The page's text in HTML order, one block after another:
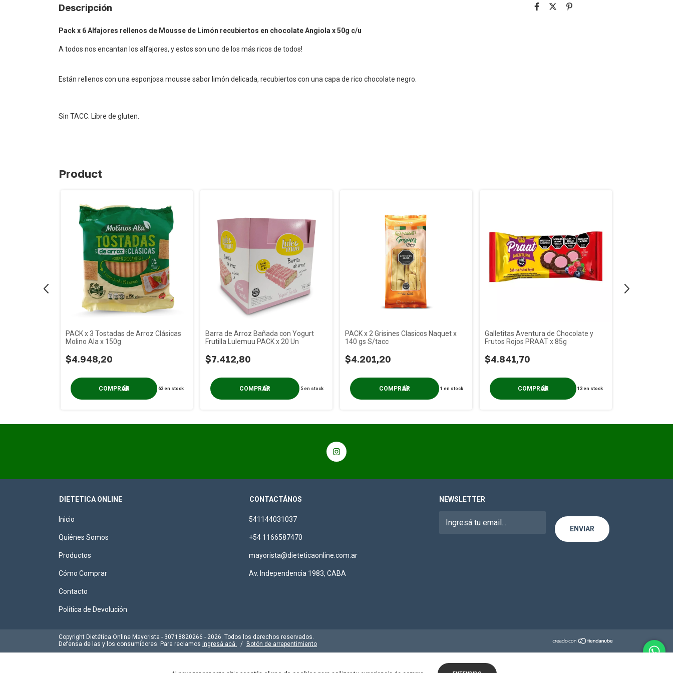
Descripción
Pack x 6 Alfajores rellenos de Mousse de Limón recubiertos en chocolate Angiola x 50g c/u
A todos nos encantan los alfajores, y estos son uno de los más ricos de todos!
Están rellenos con una esponjosa mousse sabor limón delicada, recubiertos con una capa de rico chocolate negro.
Sin TACC. Libre de gluten.
Product
PACK x 3 Tostadas de Arroz Clásicas
Molino Ala x 150g
$4.948,20
63en stock
Barra de Arroz Bañada con Yogurt
Frutilla Lulemuu PACK x 20 Un
$7.412,80
5en stock
PACK x 2 Grisines Clasicos Naquet x
140 gs S/tacc
$4.201,20
1 en stock
Galletitas Aventura de Chocolate y
Frutos Rojos PRAAT x 85g
$4.841,70
13en stock
DIETETICA ONLINE
Inicio
Quiénes Somos
Productos
Cómo Comprar
Contacto
Política de Devolución
CONTACTÁNOS
541144031037
+54 1166587470
mayorista@dieteticaonline.com.ar
Av. Independencia 1983, CABA
NEWSLETTER
Copyright Dietética Online Mayorista - 30718820266 - 2026. Todos los derechos reservados.
Defensa de las y los consumidores. Para reclamos ingresá acá. / Botón de arrepentimiento